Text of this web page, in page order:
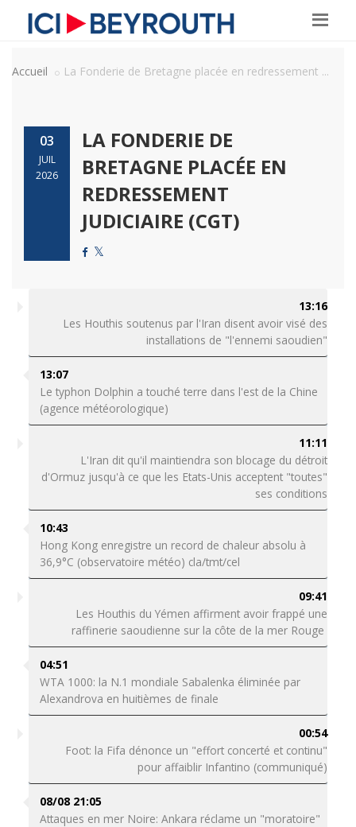
Accueil La Fonderie de Bretagne placée en redressement ...
03
JUIL
2026
LA FONDERIE DE
BRETAGNE PLACÉE EN
REDRESSEMENT
JUDICIAIRE (CGT)
13:16
Les Houthis soutenus par l'Iran disent avoir visé des
installations de "l'ennemi saoudien"
13:07
Le typhon Dolphin a touché terre dans l'est de la Chine
(agence météorologique)
11:11
L'Iran dit qu'il maintiendra son blocage du détroit
d'Ormuz jusqu'à ce que les Etats-Unis acceptent "toutes"
ses conditions
10:43
Hong Kong enregistre un record de chaleur absolu à
36,9°C (observatoire météo) cla/tmt/cel
09:41
Les Houthis du Yémen affirment avoir frappé une
raffinerie saoudienne sur la côte de la mer Rouge
04:51
WTA 1000: la N.1 mondiale Sabalenka éliminée par
Alexandrova en huitièmes de finale
00:54
Foot: la Fifa dénonce un "effort concerté et continu"
pour affaiblir Infantino (communiqué)
08/08 21:05
Attaques en mer Noire: Ankara réclame un "moratoire"